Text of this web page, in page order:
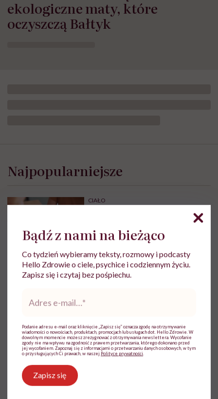
ekologiczne maty, które
oczyszczą Bałtyk
Najpopularniejsze
CIAŁO
Łódzkiego zbadała, jak manicure
hybrydowy wpływa na
paznokcie. „Pod tą piękną
warstwą zachodzą procesy
chemiczne”
KOSMETYKI
TWARZ
Bądź z nami na bieżąco
Co tydzień wybieramy teksty, rozmowy i podcasty
Hello Zdrowie o ciele, psychice i codziennym życiu.
Zapisz się i czytaj bez pośpiechu.
mail*
Podanie adresu e-mail oraz kliknięcie „Zapisz się” oznacza zgodę na otrzymywanie
wiadomości o nowościach, produktach, promocjach lub usługach dot. Hello Zdrowie. W
dowolnym momencie możesz zrezygnować z otrzymywania newslettera. Wycofanie
zgody nie ma wpływu na zgodność z prawem przetwarzania, którego dokonano przed
jej wycofaniem. Zapoznaj się z informacjami o przetwarzaniu danych osobowych, w tym
o przysługujących Ci prawach, w naszej Polityce prywatności
Zapisz się